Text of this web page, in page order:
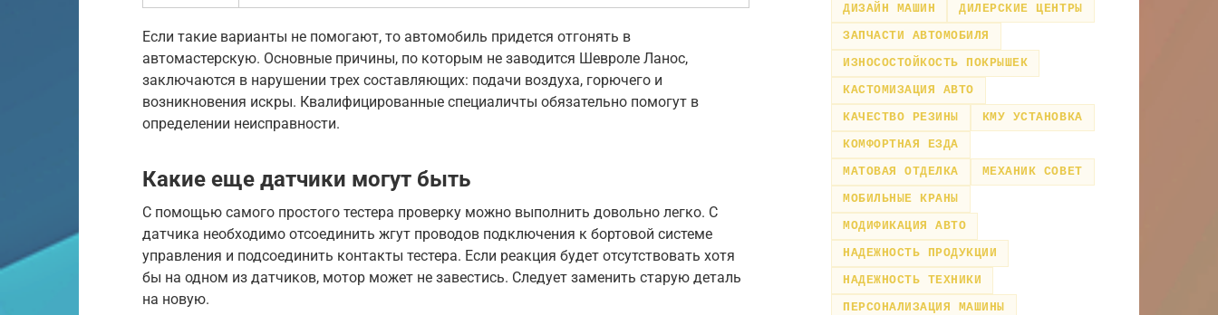
Если такие варианты не помогают, то автомобиль придется отгонять в
автомастерскую. Основные причины, по которым не заводится Шевроле Ланос,
заключаются в нарушении трех составляющих: подачи воздуха, горючего и
возникновения искры. Квалифицированные специаличты обязательно помогут в
определении неисправности.
Какие еще датчики могут быть
С помощью самого простого тестера проверку можно выполнить довольно легко. С
датчика необходимо отсоединить жгут проводов подключения к бортовой системе
управления и подсоединить контакты тестера. Если реакция будет отсутствовать хотя
бы на одном из датчиков, мотор может не завестись. Следует заменить старую деталь
на новую.
ДИЗАЙН МАШИН
ДИЛЕРСКИЕ ЦЕНТРЫ
ЗАПЧАСТИ АВТОМОБИЛЯ
ИЗНОСОСТОЙКОСТЬ ПОКРЫШЕК
КАСТОМИЗАЦИЯ АВТО
КАЧЕСТВО РЕЗИНЫ
КМУ УСТАНОВКА
КОМФОРТНАЯ ЕЗДА
МАТОВАЯ ОТДЕЛКА
МЕХАНИК СОВЕТ
МОБИЛЬНЫЕ КРАНЫ
МОДИФИКАЦИЯ АВТО
НАДЕЖНОСТЬ ПРОДУКЦИИ
НАДЕЖНОСТЬ ТЕХНИКИ
ПЕРСОНАЛИЗАЦИЯ МАШИНЫ